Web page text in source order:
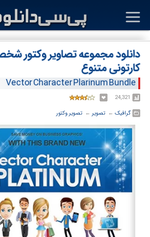
دانلود مجموعه تصاویر وکتور
کارتونی متنوع
Vector Character Plarinum Bundle
24,321
گرافیک ← ‏تصویر ← ‏تصویر وکتور